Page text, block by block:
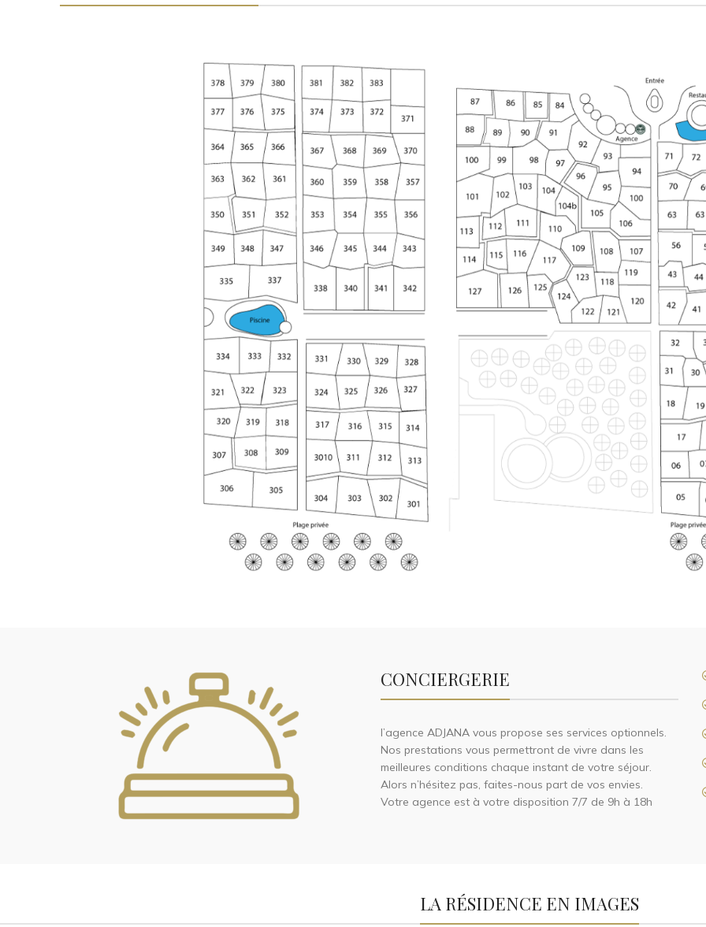
CONCIERGERIE
l’agence ADJANA vous propose ses services optionnels.
Nos prestations vous permettront de vivre dans les
meilleures conditions chaque instant de votre séjour.
Alors n’hésitez pas, faites-nous part de vos envies.
Votre agence est à votre disposition 7/7 de 9h à 18h
LA RÉSIDENCE EN IMAGES